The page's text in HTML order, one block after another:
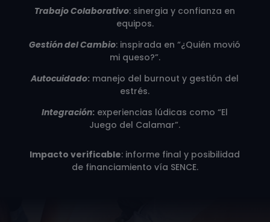
Trabajo Colaborativo: sinergia y confianza en
equipos.
Gestión del Cambio: inspirada en “¿Quién movió
mi queso?”.
Autocuidado: manejo del burnout y gestión del
estrés.
Integración: experiencias lúdicas como “El
Juego del Calamar”.
Impacto verificable: informe final y posibilidad
de financiamiento vía SENCE.